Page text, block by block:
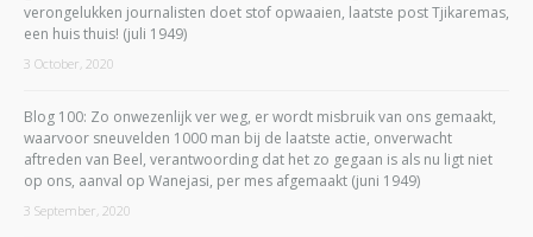
verongelukken journalisten doet stof opwaaien, laatste post Tjikaremas,
een huis thuis! (juli 1949)
3 October, 2020
Blog 100: Zo onwezenlijk ver weg, er wordt misbruik van ons gemaakt,
waarvoor sneuvelden 1000 man bij de laatste actie, onverwacht
aftreden van Beel, verantwoording dat het zo gegaan is als nu ligt niet
op ons, aanval op Wanejasi, per mes afgemaakt (juni 1949)
3 September, 2020